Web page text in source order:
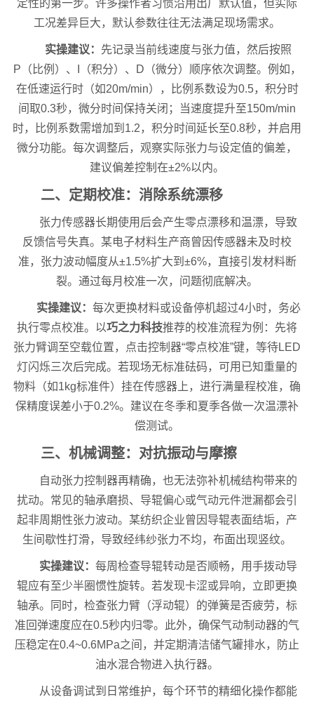
定性的第一步。许多操作者习惯沿用出厂默认值，但实际
工况差异巨大，默认参数往往无法满足现场需求。
实操建议： 先记录当前线速度与张力值，然后按照
P（比例）、I（积分）、D（微分）顺序依次调整。例如，
在低速运行时（如20m/min），比例系数设为0.5，积分时
间取0.3秒，微分时间保持关闭；当速度提升至150m/min
时，比例系数需增加到1.2，积分时间延长至0.8秒，并启用
微分功能。每次调整后，观察实际张力与设定值的偏差，
建议偏差控制在±2%以内。
二、定期校准：消除系统漂移
张力传感器长期使用后会产生零点漂移和温漂，导致
反馈信号失真。某电子材料生产商曾因传感器未及时校
准，张力波动幅度从±1.5%扩大到±6%，直接引发材料断
裂。通过每月校准一次，问题彻底解决。
实操建议： 每次更换材料或设备停机超过4小时，务必
执行零点校准。以巧之力科技推荐的校准流程为例：先将
张力臂调至空载位置，点击控制器“零点校准”键，等待LED
灯闪烁三次后完成。若现场无标准砝码，可用已知重量的
物料（如1kg标准件）挂在传感器上，进行满量程校准，确
保精度误差小于0.2%。建议在冬季和夏季各做一次温漂补
偿测试。
三、机械调整：对抗振动与摩擦
自动张力控制器再精确，也无法弥补机械结构带来的
扰动。常见的轴承磨损、导辊偏心或气动元件泄漏都会引
起非周期性张力波动。某纺织企业曾因导辊表面结垢，产
生间歇性打滑，导致经纬纱张力不均，布面出现竖纹。
实操建议： 每周检查导辊转动是否顺畅，用手拨动导
辊应有至少半圈惯性旋转。若发现卡涩或异响，立即更换
轴承。同时，检查张力臂（浮动辊）的弹簧是否疲劳，标
准回弹速度应在0.5秒内归零。此外，确保气动制动器的气
压稳定在0.4~0.6MPa之间，并定期清洁储气罐排水，防止
油水混合物进入执行器。
从设备调试到日常维护，每个环节的精细化操作都能